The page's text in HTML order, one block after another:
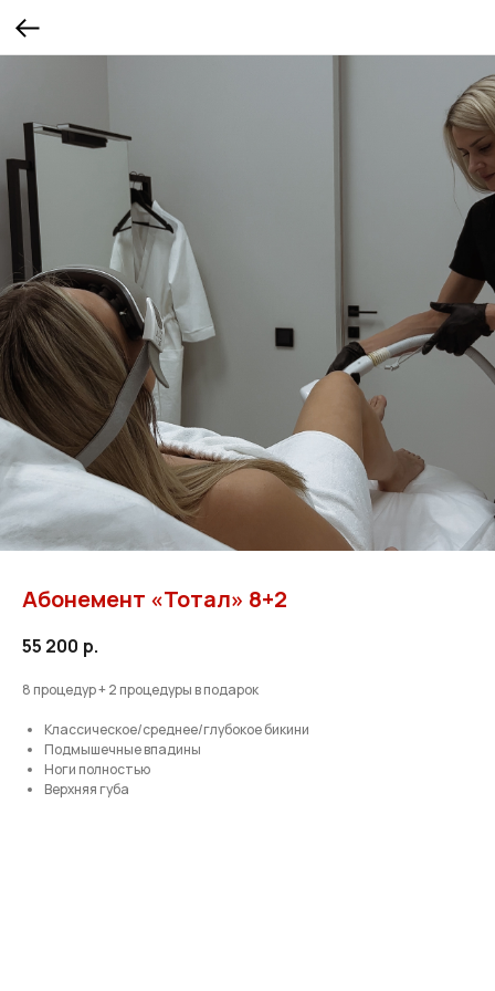
Абонемент «Тотал» 8+2
55 200 р.
8 процедур + 2 процедуры в подарок
Классическое/среднее/глубокое бикини
Подмышечные впадины
Ноги полностью
Верхняя губа